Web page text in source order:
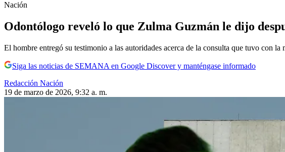
Nación
Odontólogo reveló lo que Zulma Guzmán le dijo
El hombre entregó su testimonio a las autoridades acerca de la consulta que tuvo con la
Siga las noticias de SEMANA en Google Discover y manténgase informado
Redacción Nación
19 de marzo de 2026, 9:32 a. m.